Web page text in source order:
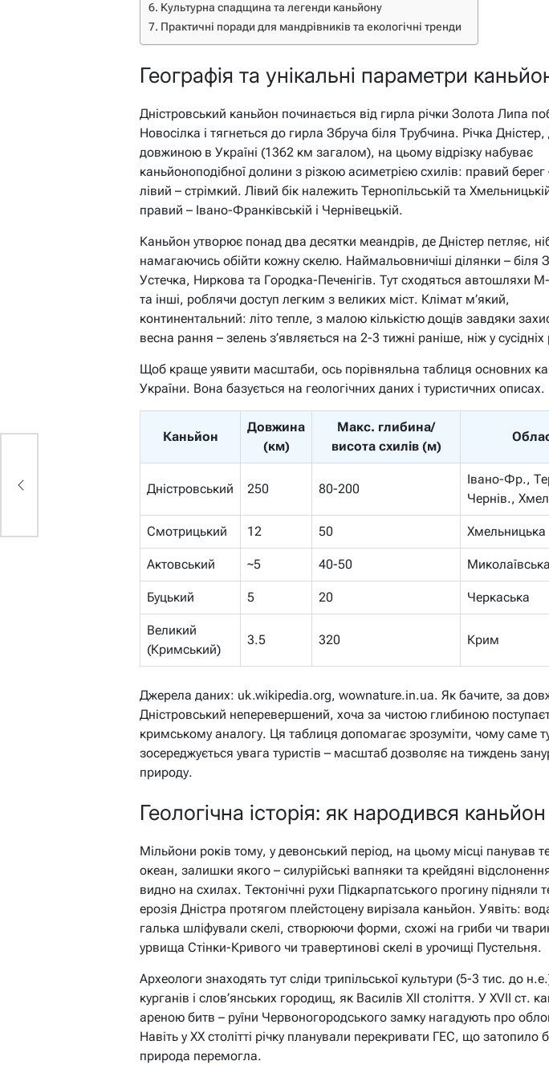
Культурна спадщина та легенди каньйону
Практичні поради для мандрівників та екологічні тренди
Географія та унікальні параметри
Дністровський каньйон починається від гирла річки Золота Липа
Новосілка і тягнеться до гирла Збруча біля Трубчина. Річка Дністер,
довжиною в Україні (1362 км загалом), на цьому відрізку набуває
каньйоноподібної долини з різкою асиметрією схилів: правий берег
лівий – стрімкий. Лівий бік належить Тернопільській та
правий – Івано-Франківській і Чернівецькій.
Каньйон утворює понад два десятки меандрів, де Дністер петляє,
намагаючись обійти кожну скелю. Наймальовничіші ділянки – біля
Устечка, Ниркова та Городка-Печенігів. Тут сходяться автошляхи
та інші, роблячи доступ легким з великих міст. Клімат м’який,
континентальний: літо тепле, з малою кількістю дощів завдяки
весна рання – зелень з’являється на 2-3 тижні раніше, ніж у сусідніх
Щоб краще уявити масштаби, ось порівняльна таблиця основних
України. Вона базується на геологічних даних і туристичних описах.
Каньйон
Довжина
(км)
Макс. глибина/
висота схилів (м)
Дністровський 250 80-200
Івано-Фр.,
Чернів.,
Смотрицький 12 50 Хмельницька
Актовський ~5 40-50 Миколаївська
Буцький 5 20 Черкаська
Великий
(Кримський)
3.5 320 Крим
Джерела даних: uk.wikipedia.org, wownature.in.ua. Як бачите, за
Дністровський неперевершений, хоча за чистою глибиною
кримському аналогу. Ця таблиця допомагає зрозуміти, чому саме
зосереджується увага туристів – масштаб дозволяє на тиждень
природу.
Геологічна історія: як народився каньйон
Мільйони років тому, у девонський період, на цьому місці панував
океан, залишки якого – силурійські вапняки та крейдяні
видно на схилах. Тектонічні рухи Підкарпатського прогину підняли
ерозія Дністра протягом плейстоцену вирізала каньйон. Уявіть:
галька шліфували скелі, створюючи форми, схожі на гриби чи
урвища Стінки-Кривого чи травертинові скелі в урочищі Пустельня.
Археологи знаходять тут сліди трипільської культури (5-3 тис. до
курганів і слов’янських городищ, як Василів XII століття. У XVII ст.
ареною битв – руїни Червоногородського замку нагадують про
Навіть у XX столітті річку планували перекривати ГЕС, що затопило
природа перемогла.